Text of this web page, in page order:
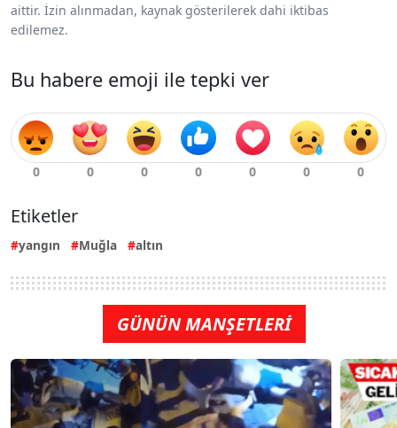
aittir. İzin alınmadan, kaynak gösterilerek dahi iktibas
edilemez.
Bu habere emoji ile tepki ver
Etiketler
yangın Muğla altın
GÜNÜN MANŞETLERİ